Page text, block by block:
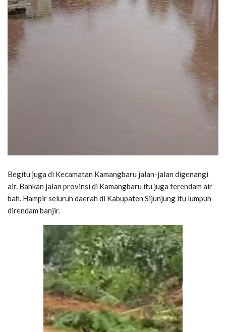
Begitu juga di Kecamatan Kamangbaru jalan-jalan digenangi
air. Bahkan jalan provinsi di Kamangbaru itu juga terendam air
bah. Hampir seluruh daerah di Kabupaten Sijunjung itu lumpuh
direndam banjir.